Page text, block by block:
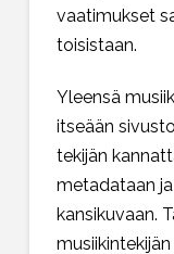
vaatimukset
toisistaan.
Yleensä
itseään
tekijän
metadataan
kansikuvaan.